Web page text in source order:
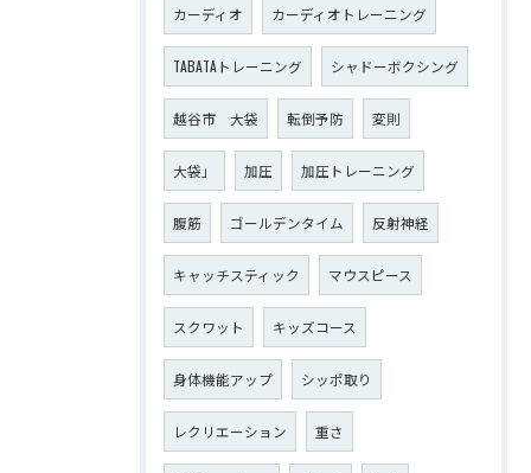
カーディオ カーディオトレーニング
TABATAトレーニング シャドーボクシング
越谷市 大袋 転倒予防 変則
大袋」 加圧 加圧トレーニング
腹筋 ゴールデンタイム 反射神経
キャッチスティック マウスピース
スクワット キッズコース
身体機能アップ シッポ取り
レクリエーション 重さ